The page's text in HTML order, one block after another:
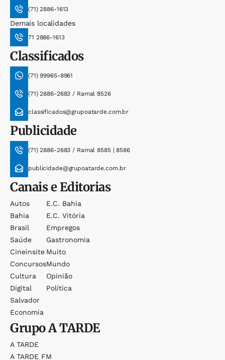
(71) 2886-1613
Demais localidades
71 2886-1613
Classificados
(71) 99965-8961
(71) 2886-2683 / Ramal 8526
classificados@grupoatarde.com.br
Publicidade
(71) 2886-2683 / Ramal 8585 | 8586
publicidade@grupoatarde.com.br
Canais e Editorias
Autos
Bahia
Brasil
Saúde
Cineinsite
Concursos
Cultura
Digital
Salvador
Economia
E.c. Bahia
E.c. Vitória
Empregos
Gastronomia
Muito
Mundo
Opinião
Política
GrupoA TARDE
A TARDE
A TARDE FM